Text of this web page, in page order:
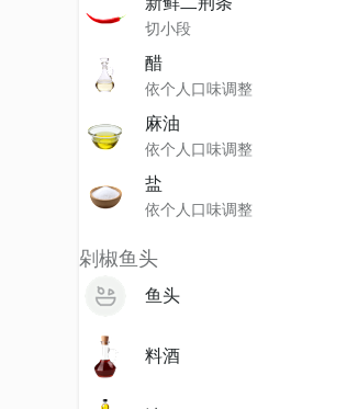
切小段
醋
依个人口味调整
麻油
依个人口味调整
盐
依个人口味调整
剁椒鱼头
鱼头
料酒